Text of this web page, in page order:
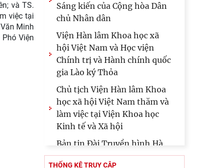
và TS.
việc tại
Minh
Viện
Sáng kiến của Cộng hòa Dân
chủ Nhân dân
Viện Hàn lâm Khoa học xã
hội Việt Nam và Học viện
Chính trị và Hành chính quốc
gia Lào ký Thỏa
Chủ tịch Viện Hàn lâm Khoa
học xã hội Việt Nam thăm và
làm việc tại Viện Khoa học
Kinh tế và Xã hội
Bản tin Đài Truyền hình Hà
Nội: Lễ Khai mạc trưng bày
THỐNG KÊ TRUY CẬP